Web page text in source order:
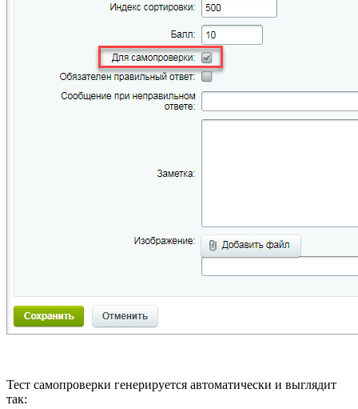
Тест самопроверки генерируется автоматически и выглядит
так: